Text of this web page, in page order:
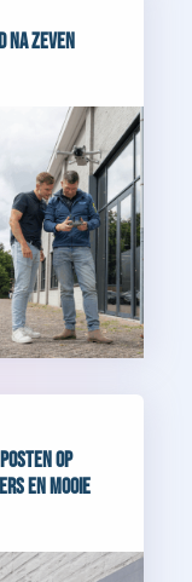
na zeven
op
en mooie